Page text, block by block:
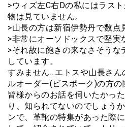
>ウィズ左C右Dの私にはラス
物は見ていません。
>山長の方は新宿伊勢丹で数点
>非常にオーソドックスで堅実
>それ故に飽きの来なさそうな
しています。
すみません…エトスや山長さん
ルオーダー(ビスポーク)の方の
皆様からのお話を伺いたかっ
り、知られてないのでしょう
ンで、革靴の特集があった際